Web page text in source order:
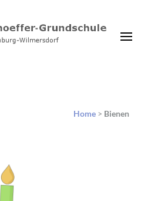
Home > Bienen